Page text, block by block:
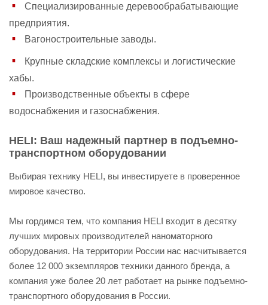
Специализированные деревообрабатывающие
предприятия.
Вагоностроительные заводы.
Крупные складские комплексы и логистические
хабы.
Производственные объекты в сфере
водоснабжения и газоснабжения.
HELI: Ваш надежный партнер в подъемно-
транспортном оборудовании
Выбирая технику HELI, вы инвестируете в проверенное
мировое качество.
Мы гордимся тем, что компания HELI входит в десятку
лучших мировых производителей наноматорного
оборудования. На территории России нас насчитывается
более 12 000 экземпляров техники данного бренда, а
компания уже более 20 лет работает на рынке подъемно-
транспортного оборудования в России.